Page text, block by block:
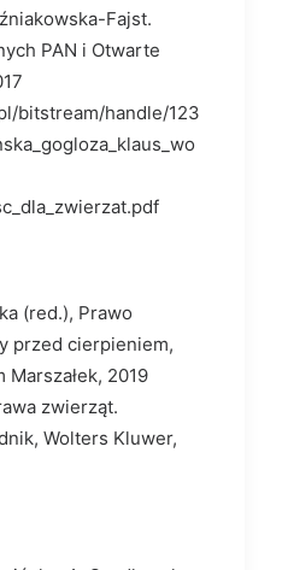
Fajst.
PAN i Otwarte
bitstream/handle/123
(red.), Prawo
przed cierpieniem,
2019
zwierząt.
Wolters Kluwer,